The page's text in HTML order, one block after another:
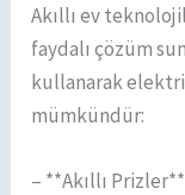
Akıllı ev
faydalı çözüm
kullanarak
mümkündür:
– **Akıllı